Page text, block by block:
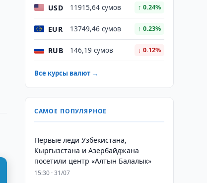
USD 11915,64 сумов ↑ 0.24%
EUR 13749,46 сумов ↑ 0.23%
RUB 146,19 сумов ↓ 0.12%
Все курсы валют →
САМОЕ ПОПУЛЯРНОЕ
Первые леди Узбекистана,
Кыргызстана и Азербайджана
посетили центр «Алтын Балалык»
15:30 · 31/07